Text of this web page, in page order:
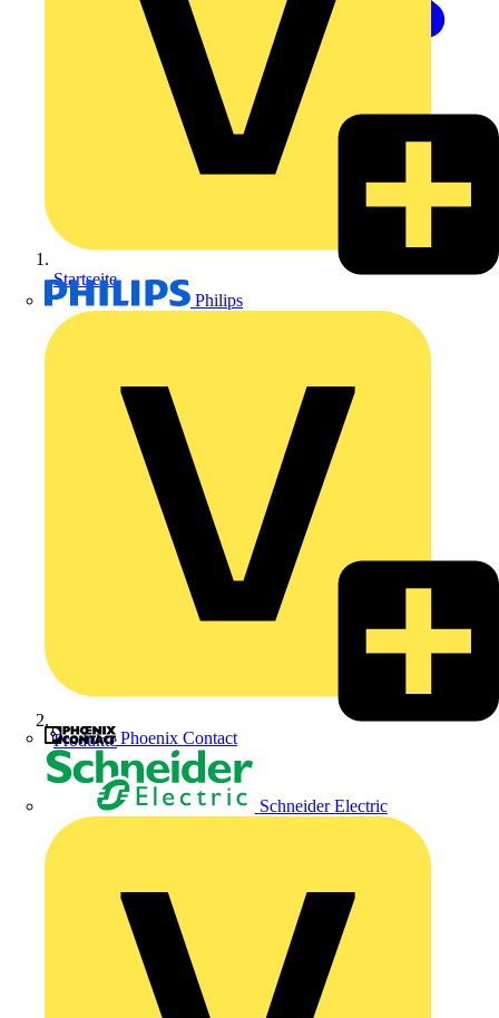
Philips
Phoenix Contact
Schneider Electric
Startseite
Produkte